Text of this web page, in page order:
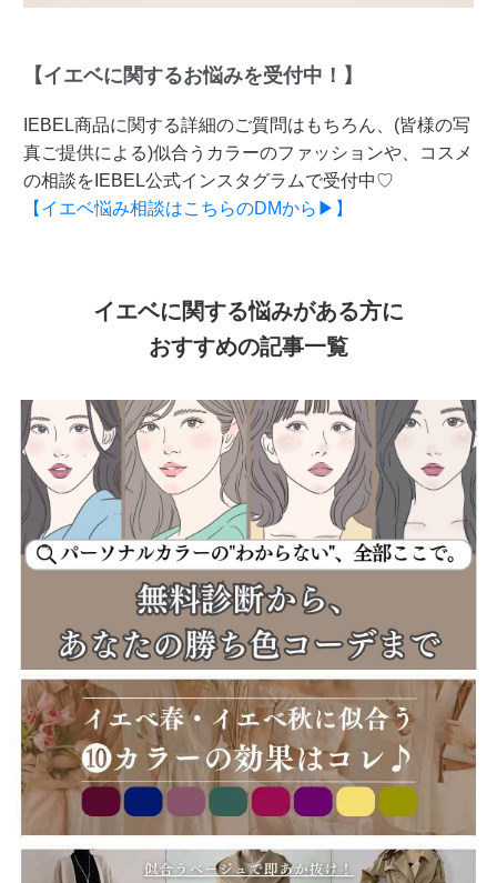
【イエベに関するお悩みを受付中！】
IEBEL商品に関する詳細のご質問はもちろん、(皆様の写
真ご提供による)似合うカラーのファッションや、コスメ
の相談をIEBEL公式インスタグラムで受付中♡
【イエベ悩み相談はこちらのDMから▶】
イエベに関する悩みがある方に
おすすめの記事一覧